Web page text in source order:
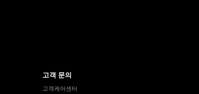
고객 문의
고객케어센터